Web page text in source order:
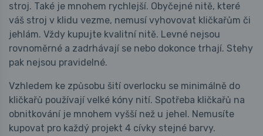
stroj. Také je mnohem rychlejší. Obyčejné nitě, které
váš stroj v klidu vezme, nemusí vyhovovat kličkařům či
jehlám. Vždy kupujte kvalitní nitě. Levné nejsou
rovnoměrné a zadrhávají se nebo dokonce trhají. Stehy
pak nejsou pravidelné.
Vzhledem ke způsobu šití overlocku se minimálně do
kličkařů používají velké kóny nití. Spotřeba kličkařů na
obnitkování je mnohem vyšší než u jehel. Nemusíte
kupovat pro každý projekt 4 cívky stejné barvy.